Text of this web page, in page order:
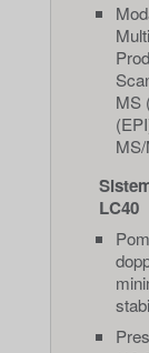
MS
LC40